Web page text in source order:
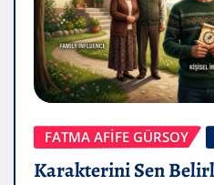
FATMA AFİFE GÜRSOY
Karakterini Sen